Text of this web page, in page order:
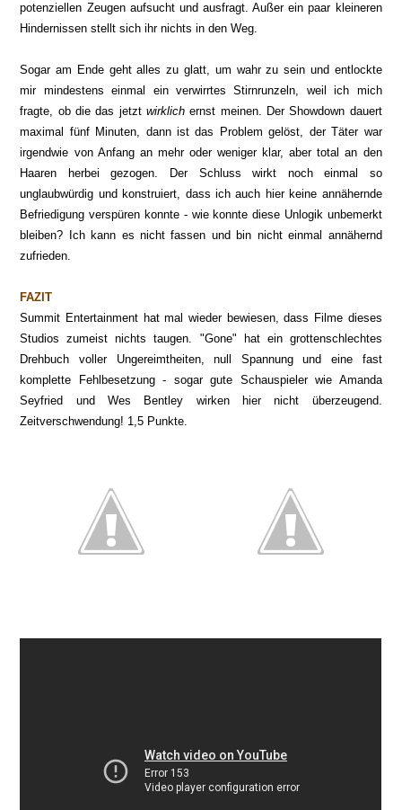
potenziellen Zeugen aufsucht und ausfragt. Außer ein paar kleineren
Hindernissen stellt sich ihr nichts in den Weg.
Sogar am Ende geht alles zu glatt, um wahr zu sein und entlockte
mir mindestens einmal ein verwirrtes Stirnrunzeln, weil ich mich
fragte, ob die das jetzt wirklichernst meinen. Der Showdown dauert
maximal fünf Minuten, dann ist das Problem gelöst, der Täter war
irgendwie von Anfang an mehr oder weniger klar, aber total an den
Haaren herbei gezogen. Der Schluss wirkt noch einmal so
unglaubwürdig und konstruiert, dass ich auch hier keine annähernde
Befriedigung verspüren konnte - wie konnte diese Unlogik unbemerkt
bleiben? Ich kann es nicht fassen und bin nicht einmal annähernd
zufrieden.
FAZIT
Summit Entertainment hat mal wieder bewiesen, dass Filme dieses
Studios zumeist nichts taugen. "Gone" hat ein grottenschlechtes
Drehbuch voller Ungereimtheiten, null Spannung und eine fast
komplette Fehlbesetzung - sogar gute Schauspieler wie Amanda
Seyfried und Wes Bentley wirken hier nicht überzeugend.
Zeitverschwendung! 1,5 Punkte.